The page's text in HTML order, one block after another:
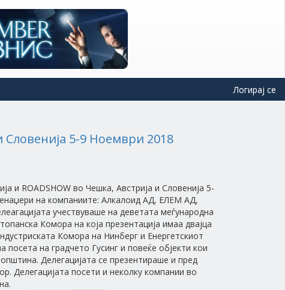
Логирај се
Словенија 5-9 Ноември 2018
и ROADSHOW во Чешка, Австрија и Словенија 5-
на компаниите: Алкалоид АД, ЕЛЕМ АД,
учествуваше на деветата меѓународна
Комора на која презентација имаа двајца
Комора на Нинберг и Енергетскиот
на градчето Гусинг и повеќе објекти кои
Делегацијата се презентираше и пред
Делегацијата посети и неколку компании во